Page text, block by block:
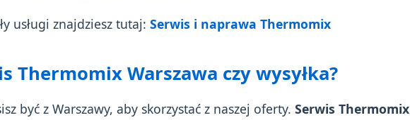
usługi znajdziesz tutaj: Serwis i naprawa Thermomix
Thermomix Warszawa czy wysyłka?
być z Warszawy, aby skorzystać z naszej oferty. Serwis Thermomix